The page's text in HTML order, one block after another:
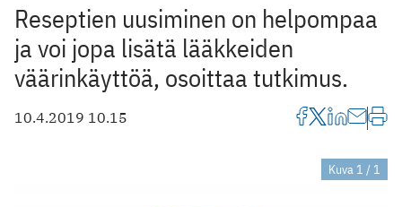
Reseptien uusiminen on helpompaa
ja voi jopa lisätä lääkkeiden
väärinkäyttöä, osoittaa tutkimus.
10.4.2019 10.15
Kuva 1 / 1